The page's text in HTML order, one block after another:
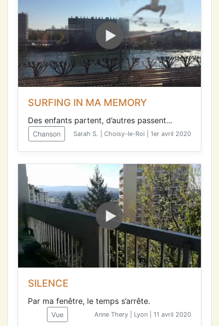
SURFING IN MA MEMORY
Des enfants partent, d’autres passent...
Chanson Sarah S. | Choisy-le-Roi | 1er avril 2020
SILENCE
Par ma fenêtre, le temps s’arrête.
Vue Anne Thery | Lyon | 11 avril 2020